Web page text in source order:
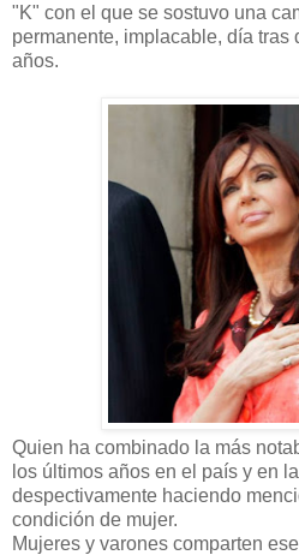
"K" con el que se sostuvo una
permanente, implacable, día tras
años.
Quien ha combinado la más
los últimos años en el país y en
despectivamente haciendo
condición de mujer.
Mujeres y varones comparten